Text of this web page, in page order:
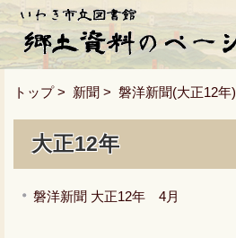
トップ> 新聞 > 磐洋新聞(大正12年)
大正12年
磐洋新聞 大正12年 4月